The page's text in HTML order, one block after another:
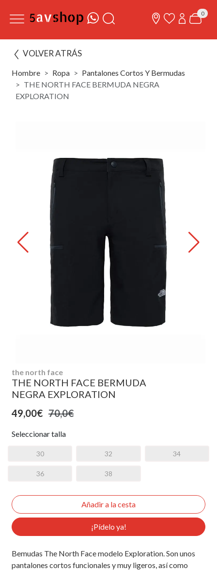
0
VOLVER ATRÁS
Hombre Ropa
Pantalones Cortos Y Bermudas
THE NORTH FACE BERMUDA NEGRA
EXPLORATION
the north face
THE NORTH FACE BERMUDA
NEGRA EXPLORATION
49,00€ 70,0€
Seleccionar talla
30 32 34
36 38
¡Pídelo ya!
Bemudas The North Face modelo Exploration. Son unos
pantalones cortos funcionales y muy ligeros, así como